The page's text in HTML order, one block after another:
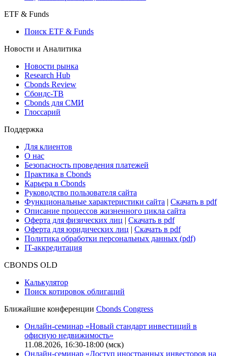
Макроэкономика
Виджет: Карта процентных ставок
ETF & Funds
Поиск ETF & Funds
Новости и Аналитика
Новости рынка
Research Hub
Сбондс-ТВ
Глоссарий
Поддержка
Для клиентов
О нас
Безопасность проведения платежей
Практика в Cbonds
Карьера в Cbonds
Руководство пользователя сайта
Функциональные характеристики сайта|Скачать в pdf
Описание процессов жизненного цикла сайта
Оферта для юридических лиц
IT-аккредитация
Поиск котировок облигаций
Ближайшие конференцииCbonds Congress